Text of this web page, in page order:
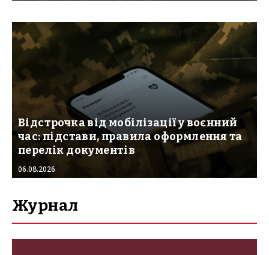
Відстрочка від мобілізації у воєнний
час: підстави, правила оформлення та
перелік документів
06.08.2026
Журнал